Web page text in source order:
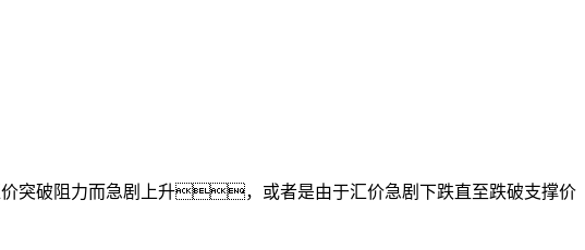
破阻力而急剧上升，或者是由于汇价急剧下跌直至跌破支撑价